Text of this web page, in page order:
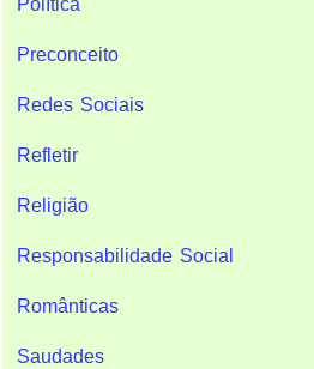
Política
Preconceito
Redes Sociais
Refletir
Religião
Responsabilidade Social
Românticas
Saudades